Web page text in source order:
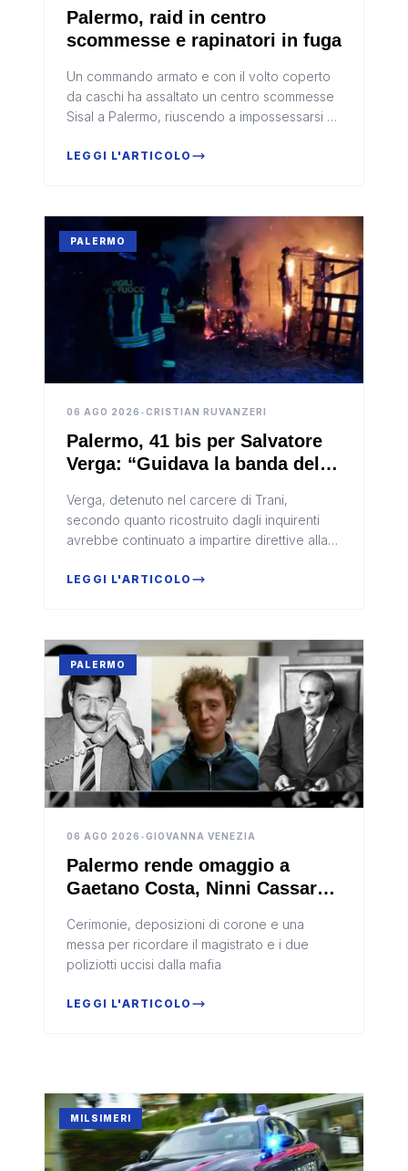
Palermo, raid in centro
scommesse e rapinatori in fuga
Un commando armato e con il volto coperto
da caschi ha assaltato un centro scommesse
Sisal a Palermo, riuscendo a impossessarsi di
cassaforte.Dopo il colpo, i rapina...
LEGGI L'ARTICOLO
PALERMO
06 AGO 2026 •CRISTIAN RUVANZERI
Palermo, 41 bis per Salvatore
Verga: “Guidava la banda della
Verga, detenuto nel carcere di Trani,
secondo quanto ricostruito dagli inquirenti
avrebbe continuato a impartire direttive alla
LEGGI L'ARTICOLO
PALERMO
06 AGO 2026 •GIOVANNA VENEZIA
Palermo rende omaggio a
Gaetano Costa, Ninni Cassarà
Cerimonie, deposizioni di corone e una
messa per ricordare il magistrato e i due
poliziotti uccisi dalla mafia
LEGGI L'ARTICOLO
MILSIMERI